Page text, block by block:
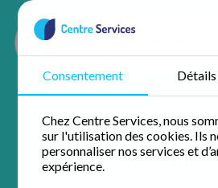
Consentement Détails
Chez Centre Services, nous
sur l'utilisation des cookies. Ils
personnaliser nos services et
expérience.
Jardinage Fresnay-le-